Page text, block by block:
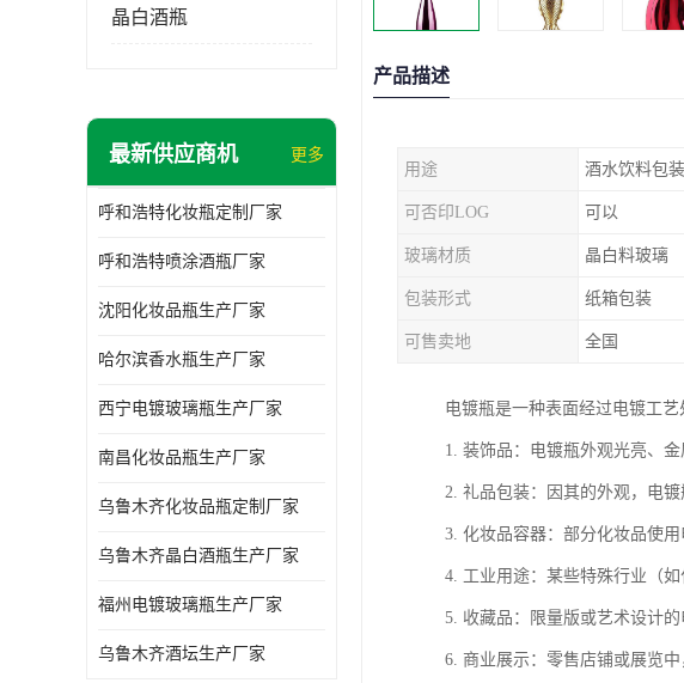
晶白酒瓶
最新供应商机 更多
呼和浩特化妆瓶定制厂家
呼和浩特喷涂酒瓶厂家
沈阳化妆品瓶生产厂家
哈尔滨香水瓶生产厂家
西宁电镀玻璃瓶生产厂家
南昌化妆品瓶生产厂家
乌鲁木齐化妆品瓶定制厂家
乌鲁木齐晶白酒瓶生产厂家
福州电镀玻璃瓶生产厂家
乌鲁木齐酒坛生产厂家
产品描述
用途 酒水饮料包装
可否印LOG 可以
玻璃材质 晶白料玻璃
包装形式 纸箱包装
可售卖地 全国
电镀瓶是一种表面经过电镀工艺
1. 装饰品：电镀瓶外观光亮、
2. 礼品包装：因其的外观，电
3. 化妆品容器：部分化妆品使
4. 工业用途：某些特殊行业（
5. 收藏品：限量版或艺术设计
6. 商业展示：零售店铺或展览